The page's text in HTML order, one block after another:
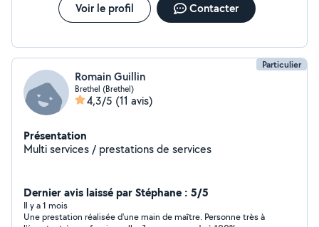
Voir le profil Contacter
Particulier
Romain Guillin
Brethel (Brethel)
4,3/5 (11 avis)
Présentation
Multi services / prestations de services
Dernier avis laissé par Stéphane : 5/5
Il y a 1 mois
Une prestation réalisée d'une main de maître. Personne très à